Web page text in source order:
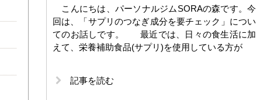
こんにちは、パーソナルジムSORAの森です。今
回は、「サプリのつなぎ成分を要チェック」につい
てのお話しです。 最近では、日々の食生活に加
えて、栄養補助食品(サプリ)を使用している方が
記事を読む